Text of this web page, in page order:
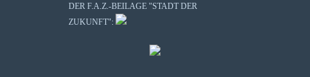
DER F.A.Z.-BEILAGE "STADT DER
ZUKUNFT":